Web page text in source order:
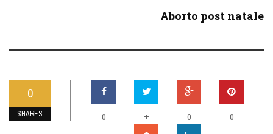
Aborto post natale
0
SHARES 0 + 0 0